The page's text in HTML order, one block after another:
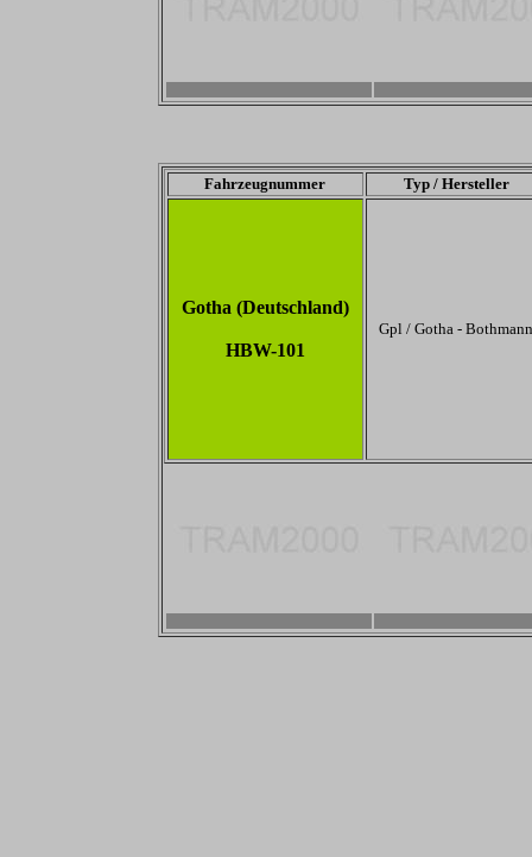
Fahrzeugnummer Typ / Hersteller
Gotha (Deutschland)
HBW-101
Gpl / Gotha - Bothmann